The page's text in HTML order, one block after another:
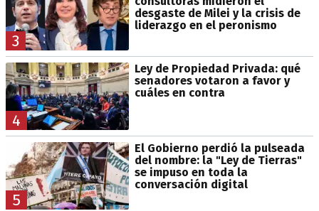
3
desgaste de Milei y la crisis de
liderazgo en el peronismo
4
Ley de Propiedad Privada: qué
senadores votaron a favor y
cuáles en contra
5
El Gobierno perdió la pulseada
del nombre: la "Ley de Tierras"
se impuso en toda la
conversación digital